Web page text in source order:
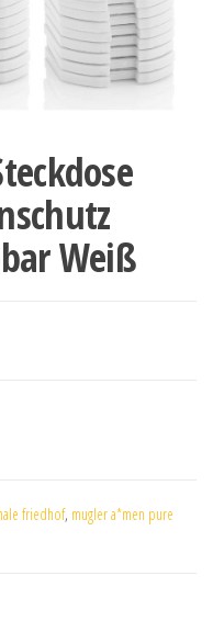
Weiß
friedhof, mugler a*men pure